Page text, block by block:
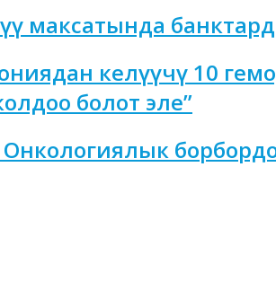
максатында
келүүчү 10
болот эле”